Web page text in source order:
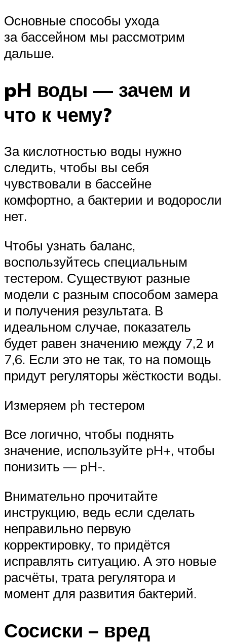
Основные способы ухода
за бассейном мы рассмотрим
дальше.
pH воды — зачем и
что к чему?
За кислотностью воды нужно
следить, чтобы вы себя
чувствовали в бассейне
комфортно, а бактерии и водоросли
нет.
Чтобы узнать баланс,
воспользуйтесь специальным
тестером. Существуют разные
модели с разным способом замера
и получения результата. В
идеальном случае, показатель
будет равен значению между 7,2 и
7,6. Если это не так, то на помощь
придут регуляторы жёсткости воды.
Измеряем ph тестером
Все логично, чтобы поднять
значение, используйте pH+, чтобы
понизить — pH-.
Внимательно прочитайте
инструкцию, ведь если сделать
неправильно первую
корректировку, то придётся
исправлять ситуацию. А это новые
расчёты, трата регулятора и
момент для развития бактерий.
Сосиски – вред